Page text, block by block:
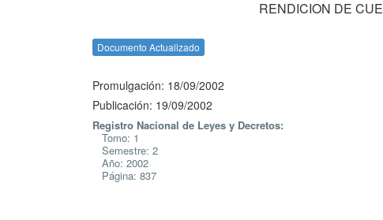
RENDICION DE
Documento Actualizado
Promulgación: 18/09/2002
Publicación: 19/09/2002
Registro Nacional de Leyes y Decretos:
Tomo: 1
Semestre: 2
Año: 2002
Página: 837